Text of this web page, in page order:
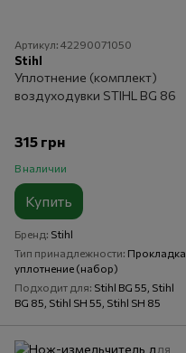
Артикул: 42290071050
Stihl
Уплотнение (комплект)
воздуходувки STIHL BG 86
315 грн
В наличии
Купить
Бренд Stihl
Тип принадлежности Прокладка
уплотнение (набор)
Подходит для Stihl BG 55, Stihl
BG 85, Stihl SH 55, Stihl SH 85